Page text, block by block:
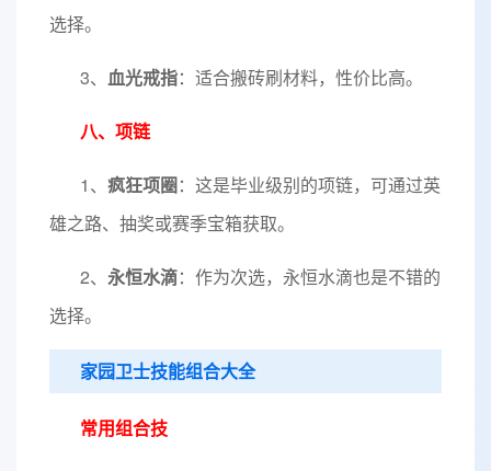
选择。
3、 血光戒指：适合搬砖刷材料，性价比高。
八、项链
1、 疯狂项圈：这是毕业级别的项链，可通过英
雄之路、抽奖或赛季宝箱获取。
2、 永恒水滴：作为次选，永恒水滴也是不错的
选择。
家园卫士技能组合大全
常用组合技